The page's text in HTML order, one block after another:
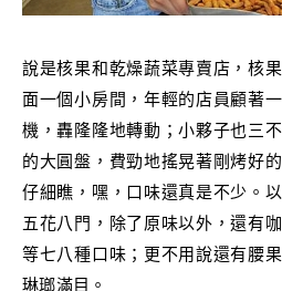
說是核果和乾燥蔬菜專賣店，核
面一個小房間，年輕的店員顧著
機，轟隆隆地轉動；小夥子也三
的大圓盤，費勁地搖晃著剛烤好
仔細瞧，嘿，口味還真是不少。
五花八門，除了原味以外，還有
等七八種口味；更不用說還有腰
琳瑯滿目。